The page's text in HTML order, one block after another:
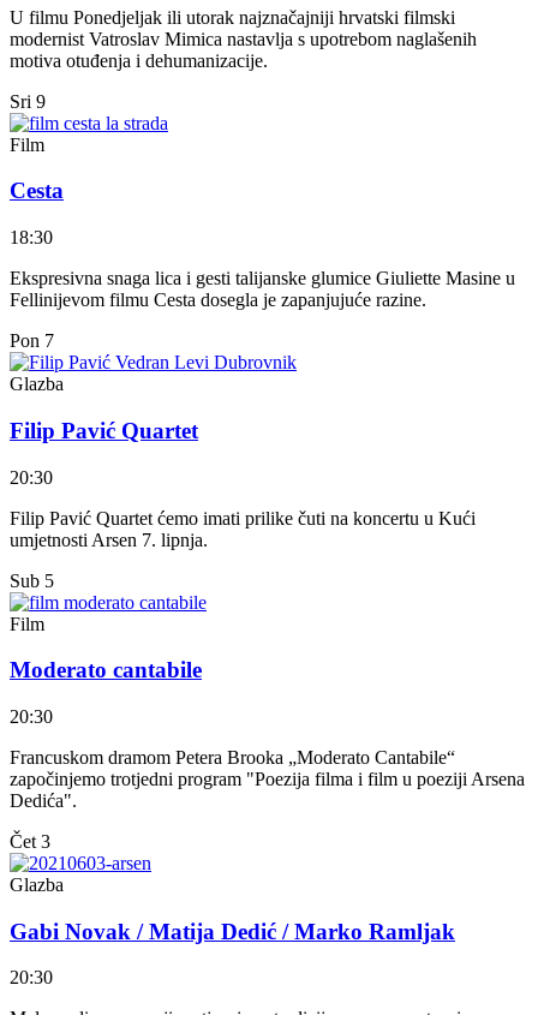
U filmu Ponedjeljak ili utorak najznačajniji hrvatski filmski
modernist Vatroslav Mimica nastavlja s upotrebom naglašenih
motiva otuđenja i dehumanizacije.
Sri 9
Film
Cesta
18:30
Ekspresivna snaga lica i gesti talijanske glumice Giuliette Masine u
Fellinijevom filmu Cesta dosegla je zapanjujuće razine.
Pon 7
Glazba
Filip Pavić Quartet
20:30
Filip Pavić Quartet ćemo imati prilike čuti na koncertu u Kući
umjetnosti Arsen 7. lipnja.
Sub 5
Film
Moderato cantabile
20:30
Francuskom dramom Petera Brooka „Moderato Cantabile“
započinjemo trotjedni program "Poezija filma i film u poeziji Arsena
Dedića".
Čet 3
Glazba
Gabi Novak / Matija Dedić / Marko Ramljak
20:30